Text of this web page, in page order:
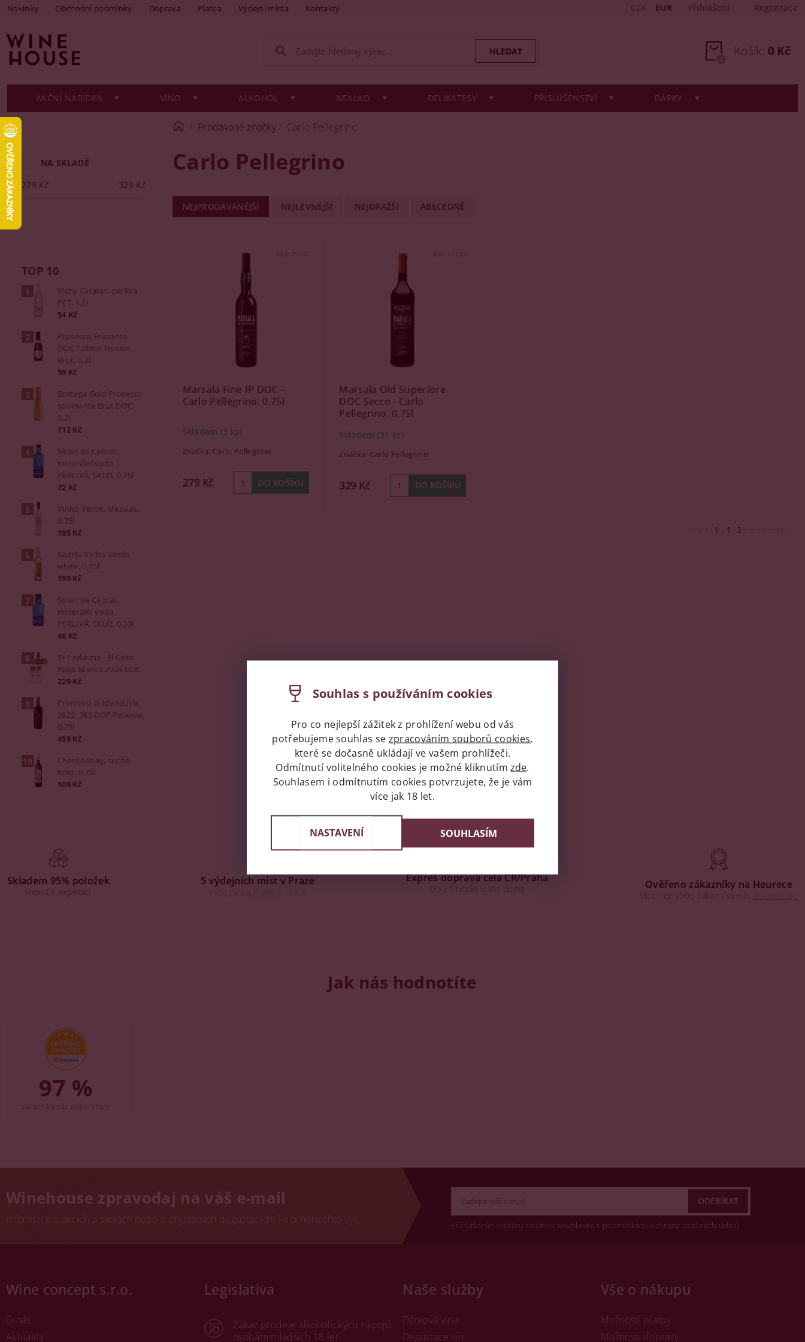
Novinky Obchodní podmínky Doprava Platba Výdejní místa Kontakty EUR Přihlášení Registrace
Košík: 0 Kč
0
AKČNÍ NABÍDKA VÍNO ALKOHOL NEALKO DELIKATESY PŘÍSLUŠENSTVÍ DÁRKY
NA SKLADĚ
279 Kč 329 Kč
TOP 10
Vichy Catalan, perlivá,
PET, 1,2l
54 Kč
Prosecco Frizzante
DOC Tallero Treviso
Brut, 0,2l
59 Kč
Bottega Gold Prosecco
spumante Brut DOC,
0,2l
112 Kč
Solan de Cabras,
minerální voda
PERLIVÁ, SKLO, 0,75l
72 Kč
Vinho Verde, Messias,
0,75l
195 Kč
Gazela Vinho Verde
white, 0,75l
199 Kč
Solan de Cabras,
minerální voda
PERLIVÁ, SKLO, 0,33l
46 Kč
1+1 zdarma - El Coto
Rioja Blanco 2023 DOC
229 Kč
Primitivo di Manduria
2022, 365 DOP Reserva,
0,75l
459 Kč
Chardonnay, suché,
Krist, 0,75l
109 Kč
Prodávané značky Carlo Pellegrino
Carlo Pellegrino
NEJPRODÁVANĚJŠÍ NEJLEVNĚJŠÍ NEJDRAŽŠÍ ABECEDNĚ
Kód: 75137
Marsala Fine IP DOC -
Carlo Pellegrino, 0,75l
Skladem (3 ks)
Značka: Carlo Pellegrino
279 Kč
Kód: 11255
Marsala Old Superiore
DOC Secco - Carlo
Pellegrino, 0,75l
Skladem (31 ks)
Značka: Carlo Pellegrino
329 Kč
1 1 2
Skladem 95% položek
Ihned k expedici
5 výdejních míst v Praze
Výdejny na Praze 3, 4 a 6
Expres doprava celá ČR/Praha
Do 24 hodin u vás doma Ověřeno zákazníky na Heurece
Více než 2500 zákazníků nás
Jak nás hodnotíte
97 %
Winehouse zpravodaj na váš e-mail
Informace o akcích a slevách nebo o chystaných degustacích. To si nenechte ujít. Přihlášením odběru novinek souhlasíte s podmínkami ochrany osobních údajů
Wine concept s.r.o.
O nás
Aktuality
Legislativa
Zákaz prodeje alkoholických nápojů
osobám mladších 18 let.
Naše služby
Dárková vína
Degustace vín
Vše o nákupu
Možnosti platby
Možnosti dopravy
Souhlas s používáním cookies
Pro co nejlepší zážitek z prohlížení webu od vás
potřebujeme souhlas se zpracováním souborů cookies,
které se dočasně ukládají ve vašem prohlížeči.
Odmítnutí volitelného cookies je možné kliknutímzde.
Souhlasem i odmítnutím cookies potvrzujete, že je vám
více jak 18 let.
NASTAVENÍ SOUHLASÍM